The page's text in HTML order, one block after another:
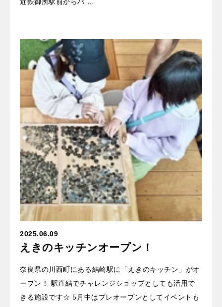
2025.06.09
えきのキッチンオープン！
奈良県の川西町にある結崎駅に「えきのキッチン」がオ
ープン！ 駅直結でチャレンジショップとしても活用で
きる施設です☆ 5月中はプレオープンとしてイベントも